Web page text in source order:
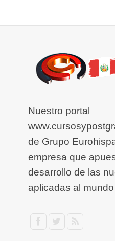
Nuestro portal
de Grupo
empresa que
desarrollo de las
aplicadas al